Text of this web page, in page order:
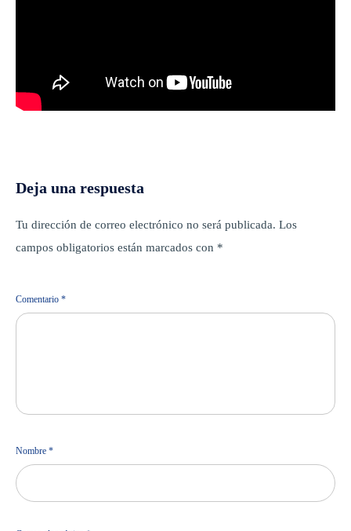
Deja una respuesta
Tu dirección de correo electrónico no será publicada. Los
campos obligatorios están marcados con *
Comentario *
Nombre *